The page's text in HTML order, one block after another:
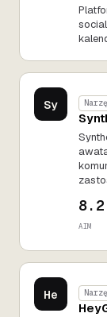
Sy
8.2
AIM
He